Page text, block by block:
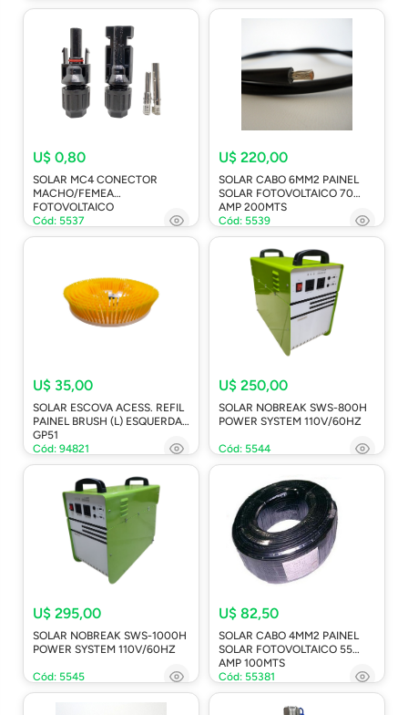
U$ 0,80
SOLAR MC4 CONECTOR
MACHO/FEMEA
FOTOVOLTAICO
Cód: 5537
U$ 220,00
SOLAR CABO 6MM2 PAINEL
SOLAR FOTOVOLTAICO 70
AMP 200MTS
Cód: 5539
U$ 35,00
SOLAR ESCOVA ACESS. REFIL
PAINEL BRUSH (L) ESQUERDA
GP51
Cód: 94821
U$ 250,00
SOLAR NOBREAK SWS-800H
POWER SYSTEM 110V/60HZ
Cód: 5544
U$ 295,00
SOLAR NOBREAK SWS-1000H
POWER SYSTEM 110V/60HZ
Cód: 5545
U$ 82,50
SOLAR CABO 4MM2 PAINEL
SOLAR FOTOVOLTAICO 55
AMP 100MTS
Cód: 55381